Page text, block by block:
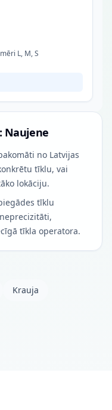
L, M, S
Naujene
no Latvijas
tīklu, vai
lokāciju.
tīklu
tīkla operatora.
Krauja